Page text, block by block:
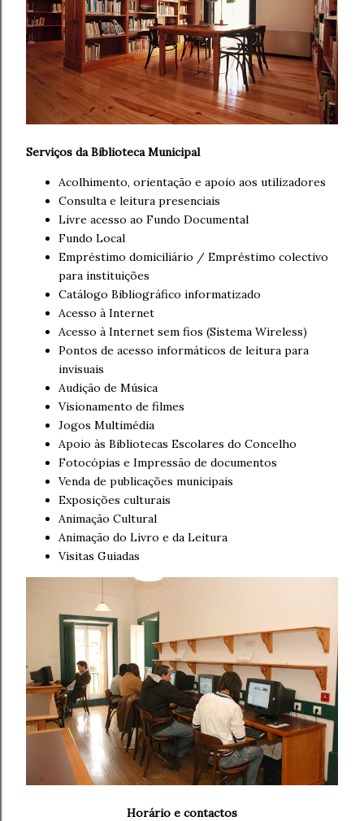
Serviços da Biblioteca Municipal
Acolhimento, orientação e apoio aos utilizadores
Consulta e leitura presenciais
Livre acesso ao Fundo Documental
Fundo Local
Empréstimo domiciliário / Empréstimo colectivo
para instituições
Catálogo Bibliográfico informatizado
Acesso à Internet
Acesso à Internet sem fios (Sistema Wireless)
Pontos de acesso informáticos de leitura para
invisuais
Audição de Música
Visionamento de filmes
Jogos Multimédia
Apoio às Bibliotecas Escolares do Concelho
Fotocópias e Impressão de documentos
Venda de publicações municipais
Exposições culturais
Animação Cultural
Animação do Livro e da Leitura
Visitas Guiadas
Horário e contactos